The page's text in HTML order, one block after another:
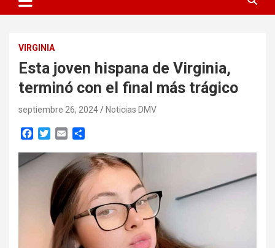
VIRGINIA
Esta joven hispana de Virginia,
terminó con el final más trágico
septiembre 26, 2024 Noticias DMV
c
i
t
e
r
a
i
m
p
a
r
t
i
r